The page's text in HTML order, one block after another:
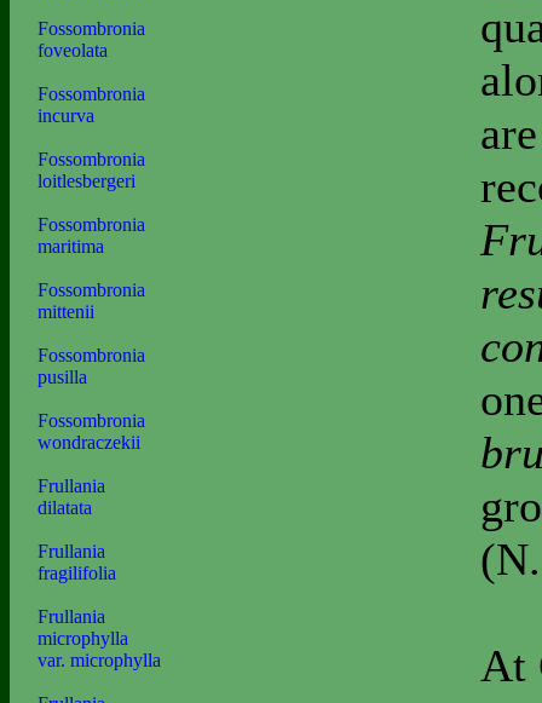
Fossombronia
foveolata
Fossombronia
incurva
Fossombronia
loitlesbergeri
Fossombronia
maritima
Fossombronia
mittenii
Fossombronia
pusilla
Fossombronia
wondraczekii
Frullania
dilatata
Frullania
fragilifolia
Frullania
microphylla
var. microphylla
At